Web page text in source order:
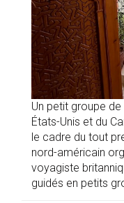
Un petit groupe
États-Unis et du
le cadre du tout
nord-américain
voyagiste
guidés en petits